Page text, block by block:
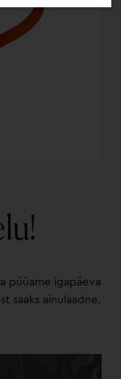
püüame igapäeva
saaks ainulaadne.